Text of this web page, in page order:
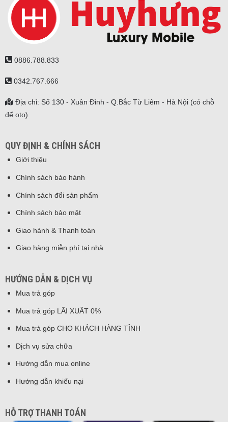
0886.788.833
0342.767.666
Địa chỉ: Số 130 - Xuân Đỉnh - Q.Bắc Từ Liêm - Hà Nội (có chỗ
để oto)
QUY ĐỊNH & CHÍNH SÁCH
Giới thiệu
Chính sách bảo hành
Chính sách đổi sản phẩm
Chính sách bảo mật
Giao hành & Thanh toán
Giao hàng miễn phí tại nhà
HƯỚNG DẪN & DỊCH VỤ
Mua trả góp
Mua trả góp LÃI XUẤT 0%
Mua trả góp CHO KHÁCH HÀNG TỈNH
Dịch vụ sửa chữa
Hướng dẫn mua online
Hướng dẫn khiếu nại
HỖ TRỢ THANH TOÁN